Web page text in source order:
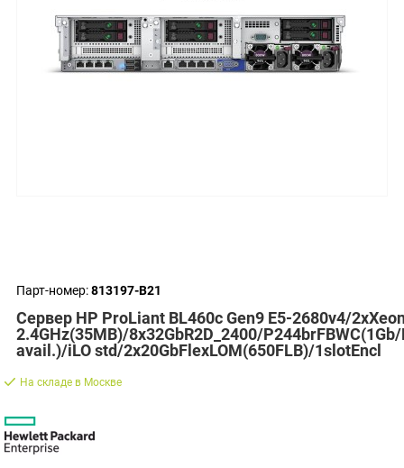
Парт-номер:813197-B21
Сервер HP ProLiant BL460c Gen9 E5-2680v4/
2.4GHz(35MB)/8x32GbR2D_2400/
avail.)/iLO std/2x20GbFlexLOM(650FLB)/1slotEncl
На складе в Москве